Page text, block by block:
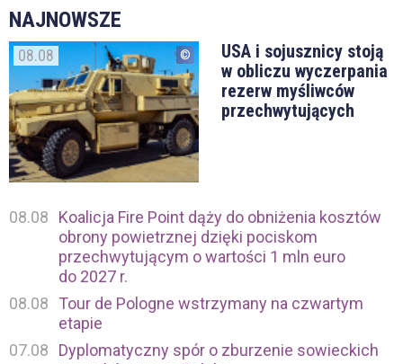
NAJNOWSZE
08.08
USA i sojusznicy stoją
w obliczu wyczerpania
rezerw myśliwców
przechwytujących
08.08
Koalicja Fire Point dąży do obniżenia kosztów
obrony powietrznej dzięki pociskom
przechwytującym o wartości 1 mln euro
do 2027 r.
08.08
Tour de Pologne wstrzymany na czwartym
etapie
07.08
Dyplomatyczny spór o zburzenie sowieckich